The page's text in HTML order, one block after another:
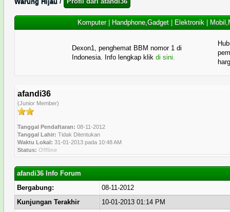
Komputer| Handphone,Gadget| Elektronik|
Dexon1, penghemat BBM nomor 1 di
Indonesia. Info lengkap klik di sini.
afandi36
(Junior Member)
Tanggal Pendaftaran: 08-11-2012
Tanggal Lahir: Tidak Ditentukan
Waktu Lokal: 31-01-2013 pada 10:48 AM
Status: Offline
afandi36 Info Forum
Bergabung:
08-11-2012
Kunjungan Terakhir
10-01-2013 01:14 PM